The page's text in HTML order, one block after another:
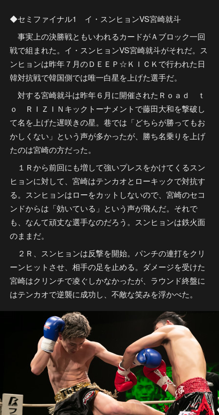
◆セミファイナル1 イ・スンヒョンVS宮崎就斗
事実上の決勝戦ともいわれるカードがＡブロック一回
戦で組まれた。イ・スンヒョンVS宮崎就斗がそれだ。ス
ンヒョンは昨年７月のＤＥＥＰ☆ＫＩＣＫで行われた日
韓対抗戦で韓国側では唯一白星を上げた選手だ。
対する宮崎就斗は昨年６月に開催されたＲｏａｄ ｔ
ｏ ＲＩＺＩＮキックトーナメントで藤田大和を撃破し
て名を上げた遅咲きの星。巷では「どちらが勝ってもお
かしくない」という声が多かったが、勝ち名乗りを上げ
たのは宮崎の方だった。
１Ｒから前回にも増して強いプレスをかけてくるスン
ヒョンに対して、宮崎はテンカオとローキックで対抗す
る。スンヒョンはローをカットしないので、宮崎のセコ
ンドからは「効いている」という声が飛んだ。それで
も、なんて頑丈な選手なのだろう。スンヒョンは鉄火面
のままだ。
２Ｒ、スンヒョンは反撃を開始。パンチの連打をクリ
ーンヒットさせ、相手の足を止める。ダメージを受けた
宮崎はクリンチで凌ぐしかなかったが、ラウンド終盤に
はテンカオで逆襲に成功し、不敵な笑みを浮かべた。